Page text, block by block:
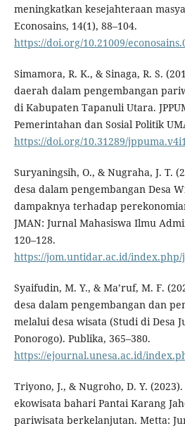
meningkatkan kesejahteraan
Econosains, 14(1), 88–104.
https://doi.org/10.21009/
Simamora, R. K., & Sinaga, R. S.
daerah dalam pengembangan
di Kabupaten Tapanuli Utara.
Pemerintahan dan Sosial Politik
https://doi.org/10.31289/
Suryaningsih, O., & Nugraha, J. T.
desa dalam pengembangan Desa
dampaknya terhadap
JMAN: Jurnal Mahasiswa Ilmu
120–128.
https://jom.untidar.ac.id/
Syaifudin, M. Y., & Ma’ruf, M. F.
desa dalam pengembangan dan
melalui desa wisata (Studi di Desa
Ponorogo). Publika, 365–380.
https://ejournal.unesa.ac.id/
Triyono, J., & Nugroho, D. Y.
ekowisata bahari Pantai Karang
pariwisata berkelanjutan. Metta: